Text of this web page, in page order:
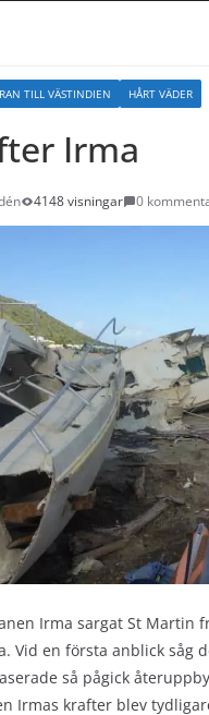
TILL VÄSTINDIEN HÅRT VÄDER
Irma
4148 visningar 0
Irma sargat St Martin
Vid en första anblick såg
så pågick
Irmas krafter blev